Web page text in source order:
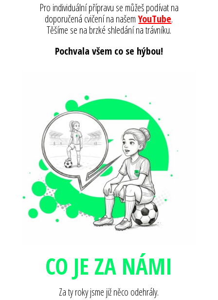
Pro individuální přípravu se můžeš podívat na
doporučená cvičení na našem YouTube.
Těšíme se na brzké shledání na trávníku.
Pochvala všem co se hýbou!
CO JE ZA NÁMI
Za ty roky jsme již něco odehrály.